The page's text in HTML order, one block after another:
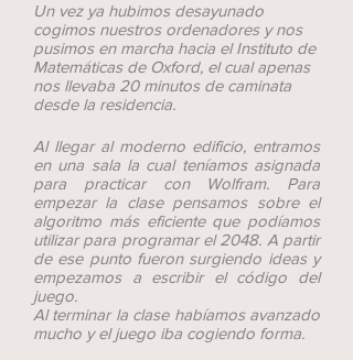
Un vez ya hubimos desayunado
cogimos nuestros ordenadores y nos
pusimos en marcha hacia el Instituto de
Matemáticas de Oxford, el cual apenas
nos llevaba 20 minutos de caminata
desde la residencia.
Al llegar al moderno edificio, entramos
en una sala la cual teníamos asignada
para practicar con Wolfram. Para
empezar la clase pensamos sobre el
algoritmo más eficiente que podíamos
utilizar para programar el 2048. A partir
de ese punto fueron surgiendo ideas y
empezamos a escribir el código del
juego.
Al terminar la clase habíamos avanzado
mucho y el juego iba cogiendo forma.